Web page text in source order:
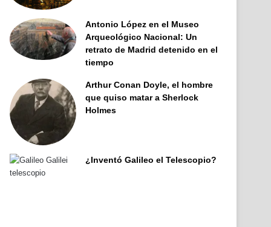
Antonio López en el Museo
Arqueológico Nacional: Un
retrato de Madrid detenido en el
tiempo
Arthur Conan Doyle, el hombre
que quiso matar a Sherlock
Holmes
¿Inventó Galileo el Telescopio?